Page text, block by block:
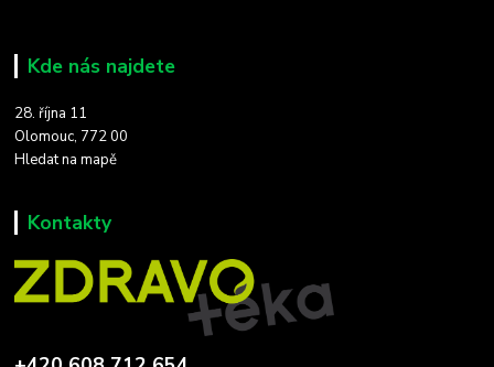
Kde nás najdete
28. října 11
Olomouc, 772 00
Hledat na mapě
Kontakty